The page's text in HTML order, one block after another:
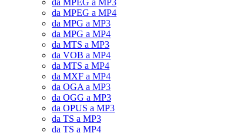
da MPEG a MP3
da MPEG a MP4
da MPG a MP3
da MPG a MP4
da MTS a MP3
da VOB a MP4
da MTS a MP4
da MXF a MP4
da OGA a MP3
da OGG a MP3
da OPUS a MP3
da TS a MP3
da TS a MP4